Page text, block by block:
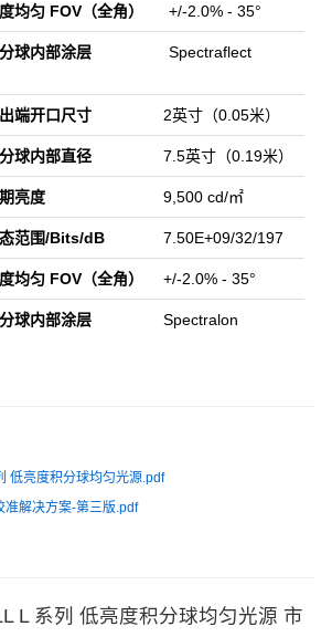
均匀 FOV（全角） +/-2.0% - 35°
球内部涂层 Spectraflect
端开口尺寸 2英寸（0.05米）
球内部直径 7.5英寸（0.19米）
亮度 9,500 cd/㎡
范围/Bits/dB 7.50E+09/32/197
均匀 FOV（全角） +/-2.0% - 35°
球内部涂层 Spectralon
低亮度积分球均匀光源.pdf
准解决方案-第三版.pdf
L 系列 低亮度积分球均匀光源 市